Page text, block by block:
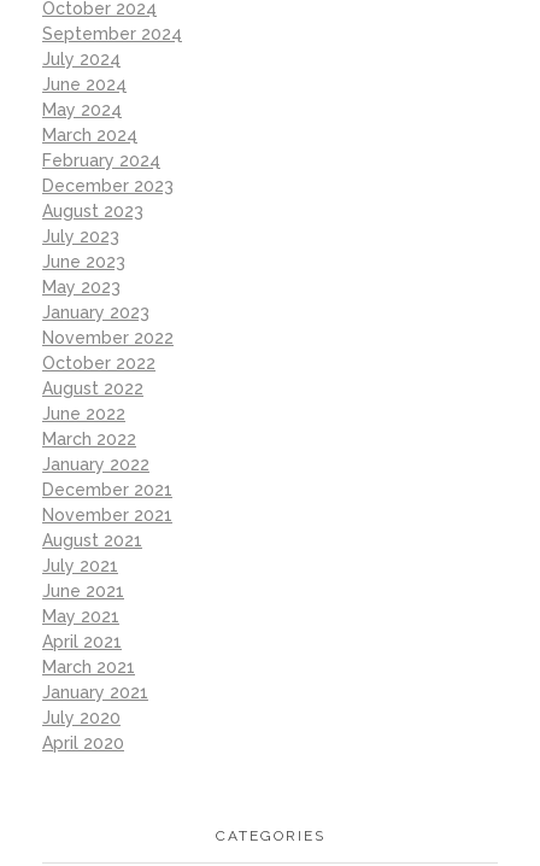
October 2024
September 2024
July 2024
June 2024
May 2024
March 2024
February 2024
December 2023
August 2023
July 2023
June 2023
May 2023
January 2023
November 2022
October 2022
August 2022
June 2022
March 2022
January 2022
December 2021
November 2021
August 2021
July 2021
June 2021
May 2021
April 2021
March 2021
January 2021
July 2020
April 2020
CATEGORIES